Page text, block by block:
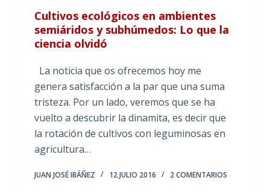
Cultivos ecológicos en ambientes
semiáridos y subhúmedos: Lo que la
ciencia olvidó
La noticia que os ofrecemos hoy me
genera satisfacción a la par que una suma
tristeza. Por un lado, veremos que se ha
vuelto a descubrir la dinamita, es decir que
la rotación de cultivos con leguminosas en
agricultura…
JUAN JOSÉ IBÁÑEZ 12 JULIO 2016 2 COMENTARIOS